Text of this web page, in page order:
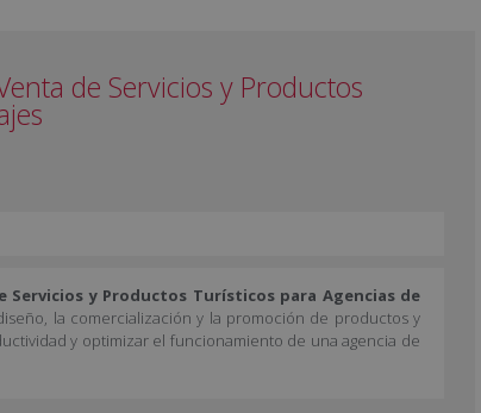
de Servicios y Productos
Servicios y Productos Turísticos para Agencias de
la comercialización y la promoción de productos y
y optimizar el funcionamiento de una agencia de